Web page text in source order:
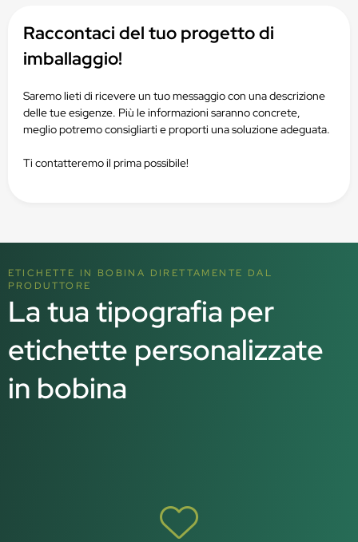
Raccontaci del tuo progetto di
imballaggio!
Saremo lieti di ricevere un tuo messaggio con una descrizione
delle tue esigenze. Più le informazioni saranno concrete,
meglio potremo consigliarti e proporti una soluzione adeguata.
Ti contatteremo il prima possibile!
ETICHETTE IN BOBINA DIRETTAMENTE DAL
PRODUTTORE
La tua tipografia per
etichette personalizzate
in bobina